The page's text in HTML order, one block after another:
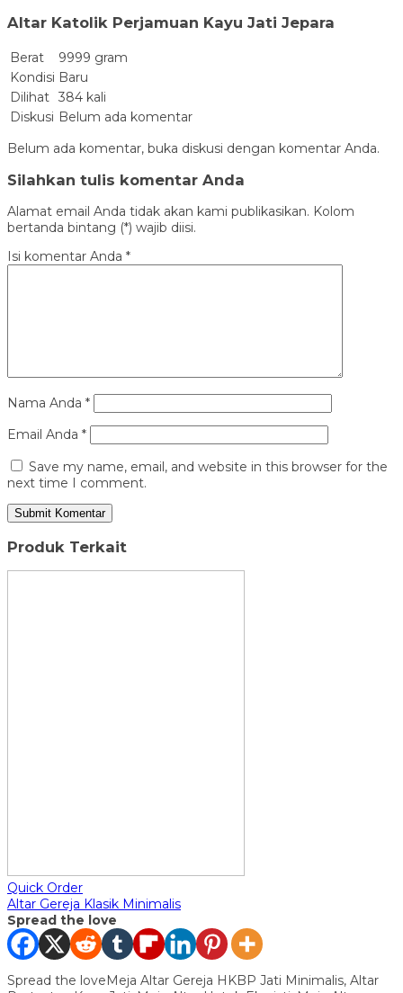
Altar Katolik Perjamuan Kayu Jati Jepara
Berat
9999 gram
Kondisi Baru
Dilihat 384 kali
Diskusi Belum ada komentar
Belum ada komentar, buka diskusi dengan komentar Anda.
Silahkan tulis komentar Anda
Alamat email Anda tidak akan kami publikasikan. Kolom
bertanda bintang (*) wajib diisi.
Isi komentar Anda *
Nama Anda *
Email Anda *
Save my name, email, and website in this browser for the
next time I comment.
Produk Terkait
Quick Order
Altar Gereja Klasik Minimalis
Spread the love
Spread the loveMeja Altar Gereja HKBP Jati Minimalis, Altar